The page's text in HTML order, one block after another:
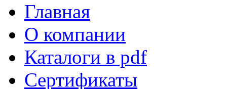
Главная
О компании
Каталоги в pdf
Сертификаты